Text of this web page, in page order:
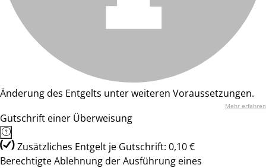
Änderung des Entgelts unter weiteren Voraussetzungen.
Mehr erfahren
Gutschrift einer Überweisung
Zusätzliches Entgelt je Gutschrift: 0,10 €
Berechtigte Ablehnung der Ausführung eines